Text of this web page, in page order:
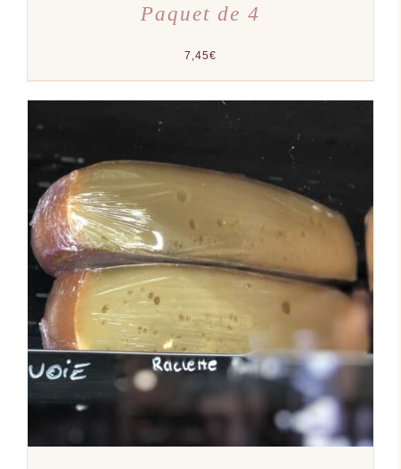
Paquet de 4
7,45€
AJOUTER AU PANIER
/
DÉTAILS